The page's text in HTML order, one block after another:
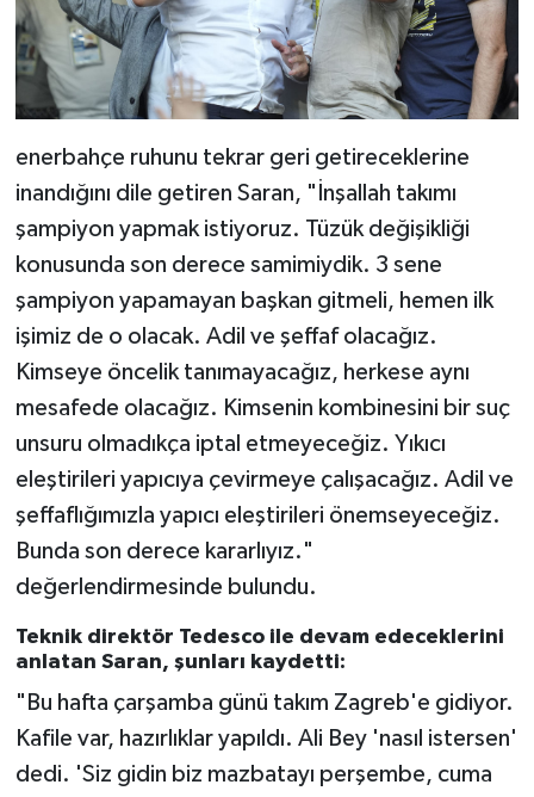
enerbahçe ruhunu tekrar geri getireceklerine
inandığını dile getiren Saran, "İnşallah takımı
şampiyon yapmak istiyoruz. Tüzük değişikliği
konusunda son derece samimiydik. 3 sene
şampiyon yapamayan başkan gitmeli, hemen ilk
işimiz de o olacak. Adil ve şeffaf olacağız.
Kimseye öncelik tanımayacağız, herkese aynı
mesafede olacağız. Kimsenin kombinesini bir suç
unsuru olmadıkça iptal etmeyeceğiz. Yıkıcı
eleştirileri yapıcıya çevirmeye çalışacağız. Adil ve
şeffaflığımızla yapıcı eleştirileri önemseyeceğiz.
Bunda son derece kararlıyız."
değerlendirmesinde bulundu.
Teknik direktör Tedesco ile devam edeceklerini
anlatan Saran, şunları kaydetti:
"Bu hafta çarşamba günü takım Zagreb'e gidiyor.
Kafile var, hazırlıklar yapıldı. Ali Bey 'nasıl istersen'
dedi. 'Siz gidin biz mazbatayı perşembe, cuma